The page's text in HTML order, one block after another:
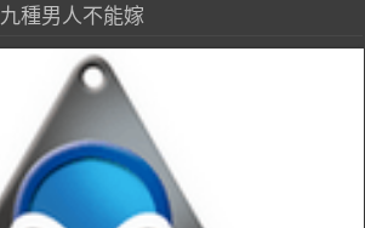
九種男人不能嫁